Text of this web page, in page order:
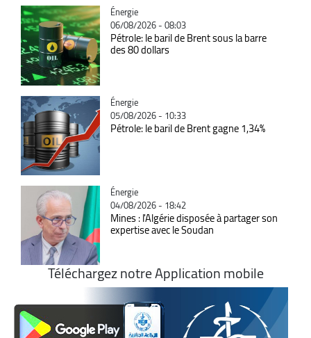
Catégorie
Énergie
06/08/2026 - 08:03
Pétrole: le baril de Brent sous la barre
des 80 dollars
Catégorie
Énergie
05/08/2026 - 10:33
Pétrole: le baril de Brent gagne 1,34%
Catégorie
Énergie
04/08/2026 - 18:42
Mines : l'Algérie disposée à partager son
expertise avec le Soudan
Téléchargez notre Application mobile